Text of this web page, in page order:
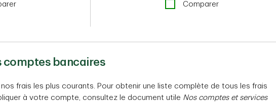
Comparer
comptes bancaires
nos frais les plus courants. Pour obtenir une liste complète de tous les frais
à votre compte, consultez le document utile Nos comptes et services